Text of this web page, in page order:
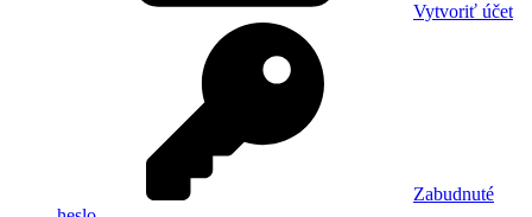
Vytvoriť účet
Zabudnuté